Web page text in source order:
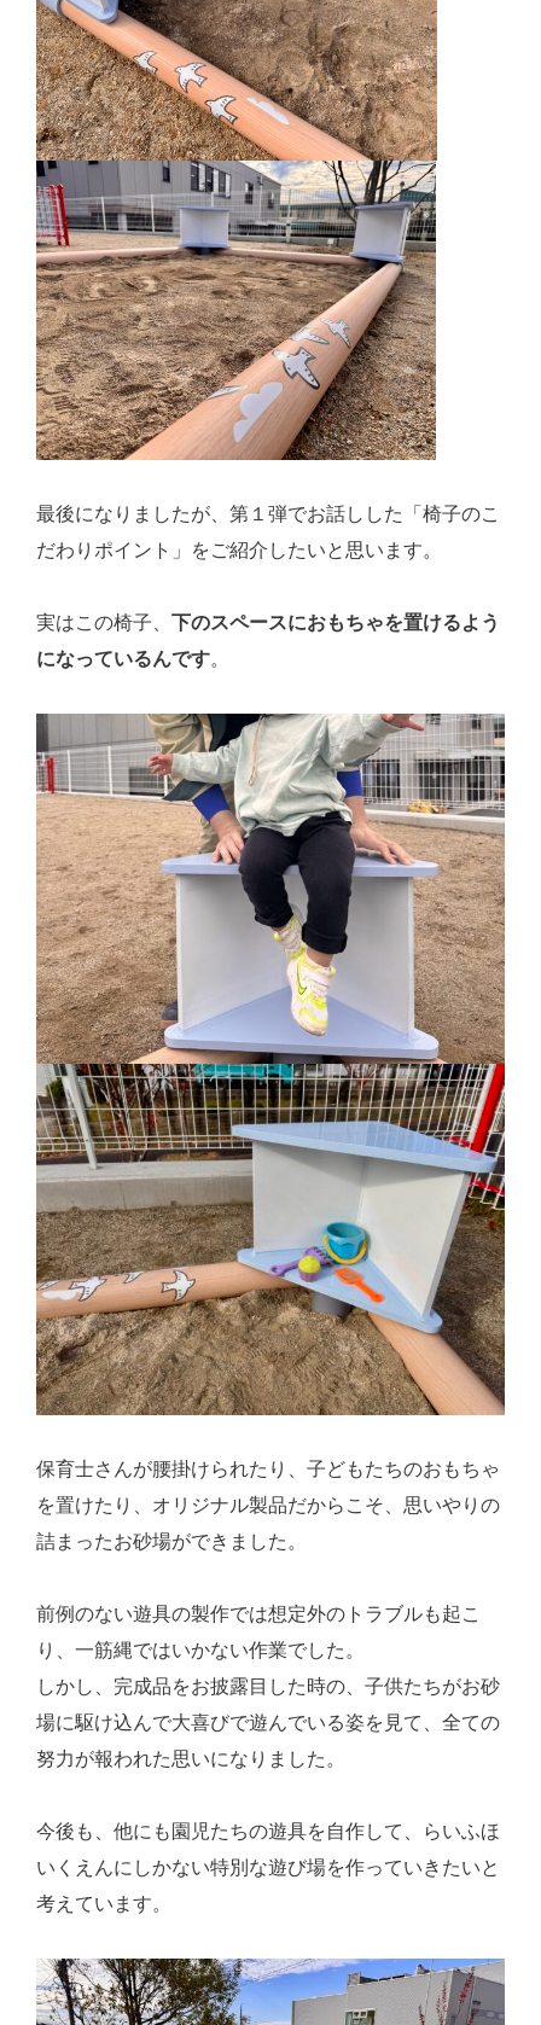
最後になりましたが、第１弾でお話しした「椅子のこ
だわりポイント」をご紹介したいと思います。
実はこの椅子、下のスペースにおもちゃを置けるよう
になっているんです。
保育士さんが腰掛けられたり、子どもたちのおもちゃ
を置けたり、オリジナル製品だからこそ、思いやりの
詰まったお砂場ができました。
前例のない遊具の製作では想定外のトラブルも起こ
り、一筋縄ではいかない作業でした。
しかし、完成品をお披露目した時の、子供たちがお砂
場に駆け込んで大喜びで遊んでいる姿を見て、全ての
努力が報われた思いになりました。
今後も、他にも園児たちの遊具を自作して、らいふほ
いくえんにしかない特別な遊び場を作っていきたいと
考えています。